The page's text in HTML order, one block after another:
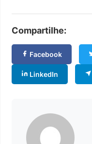
Compartilhe:
Facebook
LinkedIn